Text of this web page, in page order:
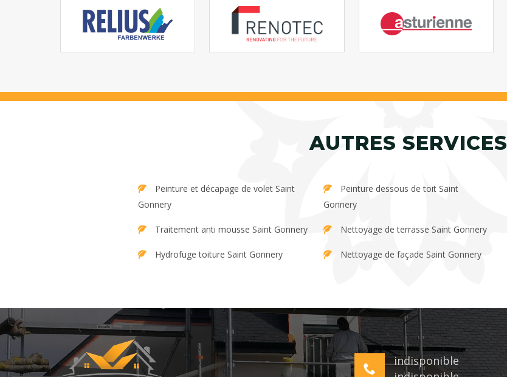
AUTRES SERVICES
Gonnery
Traitement anti mousse Saint Gonnery
Hydrofuge toiture Saint Gonnery
Gonnery
Nettoyage de terrasse Saint Gonnery
Nettoyage de façade Saint Gonnery
indisponible